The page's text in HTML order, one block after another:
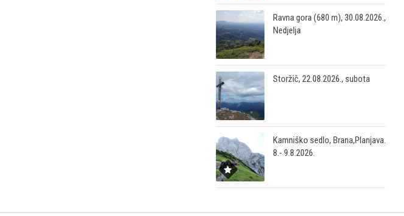
Ravna gora (680 m), 30.08.2026.,
Nedjelja
Storžič, 22.08.2026., subota
Kamniško sedlo, Brana,Planjava.
8.- 9.8.2026.